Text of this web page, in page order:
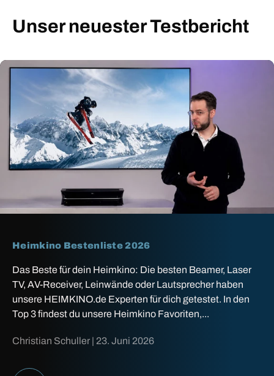
Unser neuester Testbericht
Heimkino Bestenliste 2026
Das Beste für dein Heimkino: Die besten Beamer, Laser
TV, AV-Receiver, Leinwände oder Lautsprecher haben
unsere HEIMKINO.de Experten für dich getestet. In den
Top 3 findest du unsere Heimkino Favoriten,...
Christian Schuller | 23. Juni 2026